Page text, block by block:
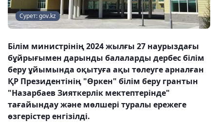
Сурет: gov.kz
Білім министрінің 2024 жылғы 27 наурыздағы
бұйрығымен дарынды балаларды дербес білім
беру ұйымында оқытуға ақы төлеуге арналған
ҚР Президентінің "Өркен" білім беру грантын
"Назарбаев Зияткерлік мектептерінде"
тағайындау және мөлшері туралы ережеге
өзгерістер енгізілді.